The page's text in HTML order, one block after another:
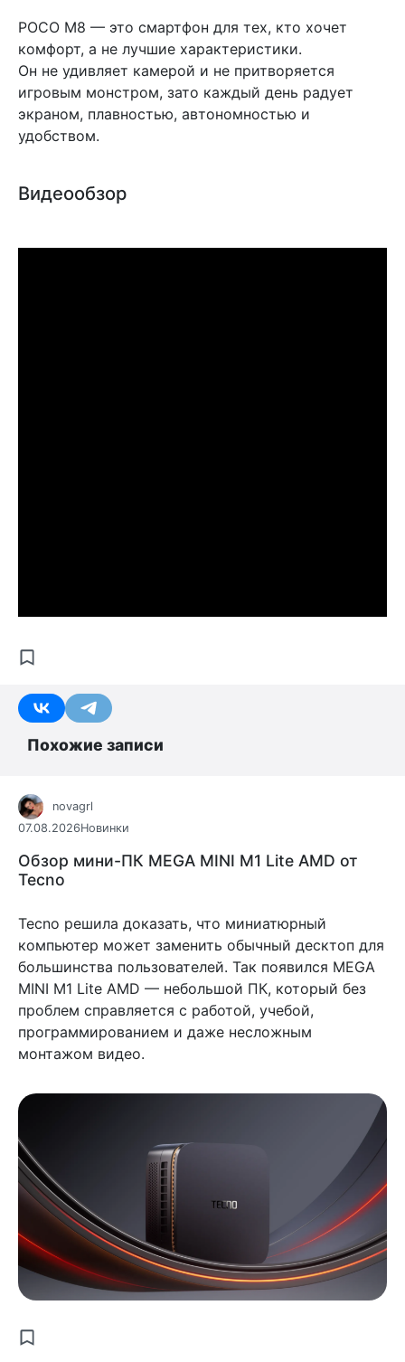
POCO M8 — это смартфон для тех, кто хочет
комфорт, а не лучшие характеристики.
Он не удивляет камерой и не притворяется
игровым монстром, зато каждый день радует
экраном, плавностью, автономностью и
удобством.
Видеообзор
Похожие записи
novagrl
07.08.2026Новинки
Обзор мини-ПК MEGA MINI M1 Lite AMD от
Tecno
Tecno решила доказать, что миниатюрный
компьютер может заменить обычный десктоп для
большинства пользователей. Так появился MEGA
MINI M1 Lite AMD — небольшой ПК, который без
проблем справляется с работой, учебой,
программированием и даже несложным
монтажом видео.